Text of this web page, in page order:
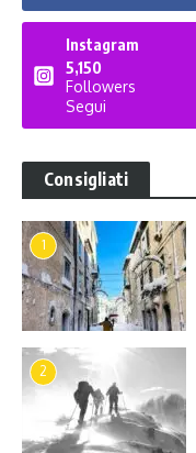
Instagram
5,150
Followers
Segui
Consigliati
1
2